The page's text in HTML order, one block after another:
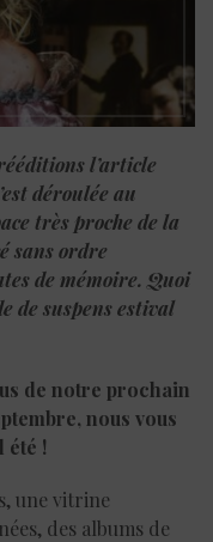
l’article
déroulée au
très proche de la
sans ordre
de mémoire. Quoi
de suspens estival
de notre prochain
nous vous
été !
une vitrine
des albums de